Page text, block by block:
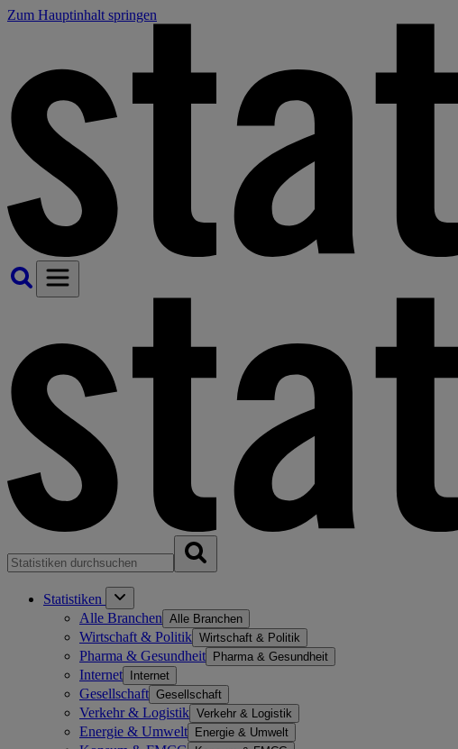
Zum Hauptinhalt springen
Statistiken
Alle Branchen Alle Branchen
Wirtschaft & Politik Wirtschaft & Politik
Pharma & Gesundheit Pharma & Gesundheit
Internet Internet
Gesellschaft Gesellschaft
Verkehr & Logistik Verkehr & Logistik
Energie & Umwelt Energie & Umwelt